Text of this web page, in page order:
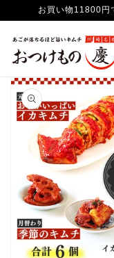
ンツにお買い物11800円
商品情
報にス
キップ